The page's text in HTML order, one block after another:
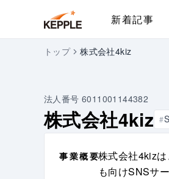
新着記事
トップ 株式会社4kiz
法人番号 6011001144382
株式会社4kiz #
事業概要株式会社4kiz
も向けSNSサ